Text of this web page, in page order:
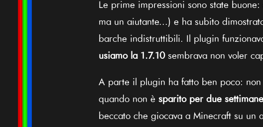
Le prime impressioni sono state
ma un aiutante...) e ha subito
barche indistruttibili. Il plugin
usiamo la 1.7.10sembrava non voler
A parte il plugin ha fatto ben poco:
quando non è sparito per due settimane
beccato che giocava a Minecraft su un